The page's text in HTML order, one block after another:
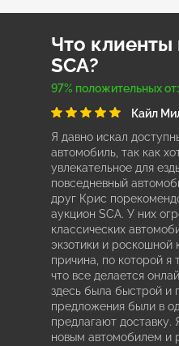
Что клиенты
SCA?
97% положительных
Кайл
Я давно искал
автомобиль, так как
увлекательное для
повседневный
друг Крис
аукцион SCA. У них
классических
экзотики и роскошной
причина, по которой я
что все делается
здесь была быстрой и
предложения были в
предлагают доставку.
новым автомобилем и